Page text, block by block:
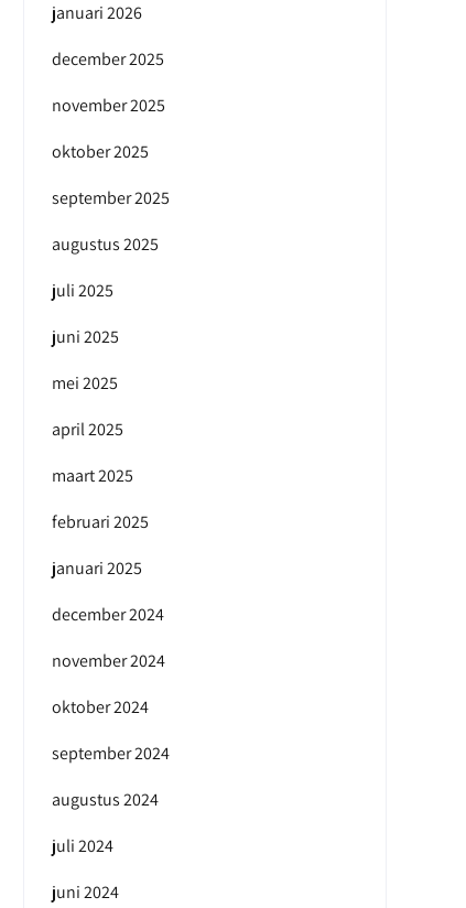
januari 2026
december 2025
november 2025
oktober 2025
september 2025
augustus 2025
juli 2025
juni 2025
mei 2025
april 2025
maart 2025
februari 2025
januari 2025
december 2024
november 2024
oktober 2024
september 2024
augustus 2024
juli 2024
juni 2024